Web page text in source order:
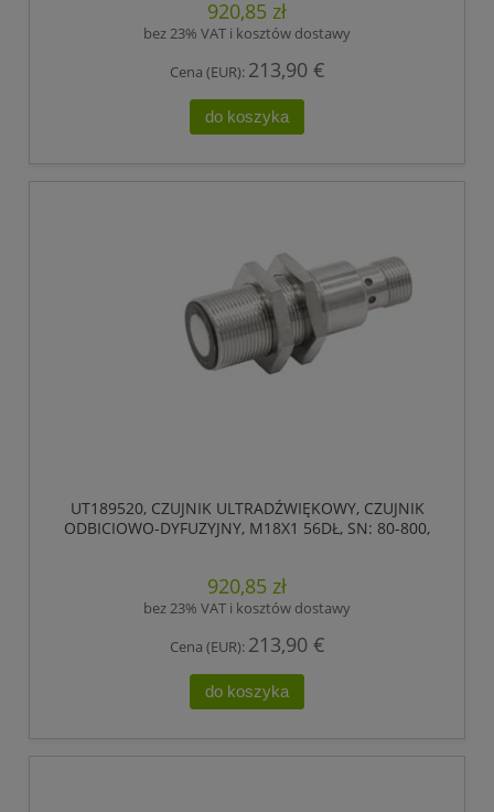
920,85 zł
bez 23% VAT i kosztów dostawy
Cena (EUR): 213,90 €
do koszyka
UT189520, CZUJNIK ULTRADŹWIĘKOWY, CZUJNIK
ODBICIOWO-DYFUZYJNY, M18X1 56DŁ, SN: 80-800,
920,85 zł
bez 23% VAT i kosztów dostawy
Cena (EUR): 213,90 €
do koszyka